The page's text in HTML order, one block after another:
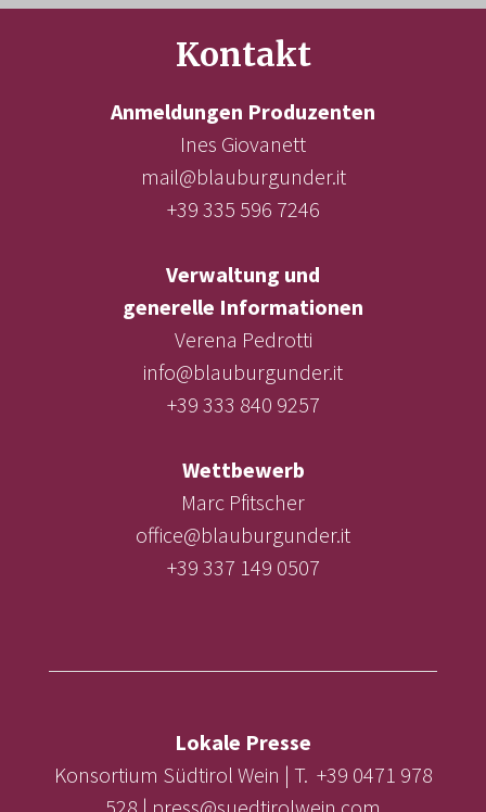
Kontakt
Anmeldungen Produzenten
Ines Giovanett
mail@blauburgunder.it
+39 335 596 7246
Verwaltung und
generelle Informationen
Verena Pedrotti
info@blauburgunder.it
+39 333 840 9257
Wettbewerb
Marc Pfitscher
office@blauburgunder.it
+39 337 149 0507
Lokale Presse
Konsortium Südtirol Wein | T. +39 0471 978